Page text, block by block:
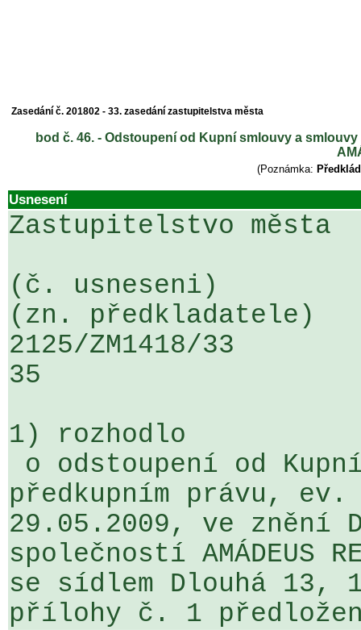
Zasedání č. 201802 - 33. zasedání zastupitelstva města
bod č. 46. - Odstoupení od Kupní smlouvy a
(Poznámka:
Usnesení
Zastupitelstvo města
(č. usneseni)
(zn. předkladatele)
2125/ZM1418/33
35
1) rozhodlo
předkupním právu, ev.
29.05.2009, ve znění
společností AMÁDEUS
se sídlem Dlouhá 13,
přílohy č. 1